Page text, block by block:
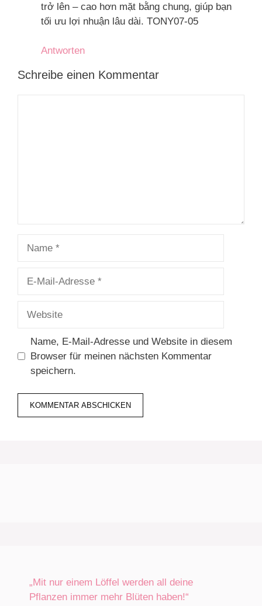
trở lên – cao hơn mặt bằng chung, giúp bạn
tối ưu lợi nhuận lâu dài. TONY07-05
Antworten
Schreibe einen Kommentar
Name, E-Mail-Adresse und Website in diesem
Browser für meinen nächsten Kommentar
speichern.
„Mit nur einem Löffel werden all deine
Pflanzen immer mehr Blüten haben!“